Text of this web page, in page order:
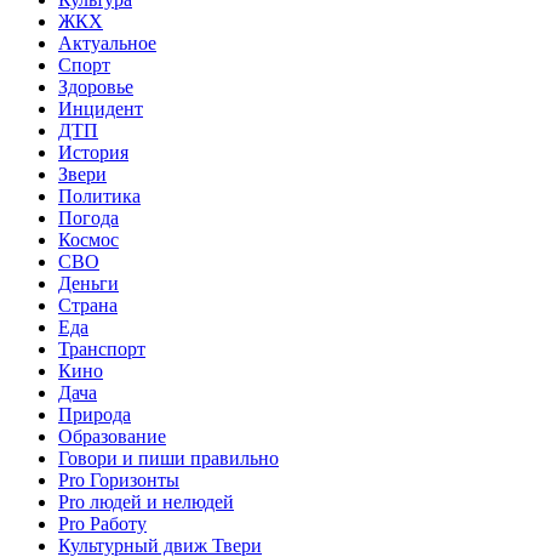
ЖКХ
Актуальное
Спорт
Здоровье
Инцидент
ДТП
История
Звери
Политика
Погода
Космос
СВО
Деньги
Страна
Еда
Транспорт
Кино
Дача
Природа
Образование
Говори и пиши правильно
Pro Горизонты
Pro людей и нелюдей
Pro Работу
Культурный движ Твери